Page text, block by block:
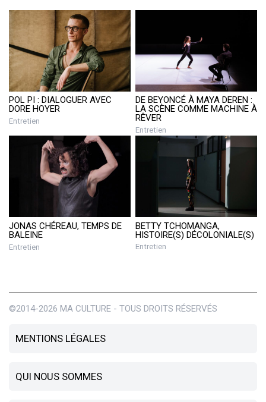
POL PI : DIALOGUER AVEC
DORE HOYER
Entretien
DE BEYONCÉ À MAYA DEREN :
LA SCÈNE COMME MACHINE À
RÊVER
Entretien
JONAS CHÉREAU, TEMPS DE
BALEINE
Entretien
BETTY TCHOMANGA,
HISTOIRE(S) DÉCOLONIALE(S)
Entretien
©2014-2026 MA CULTURE - TOUS DROITS RÉSERVÉS
MENTIONS LÉGALES
QUI NOUS SOMMES